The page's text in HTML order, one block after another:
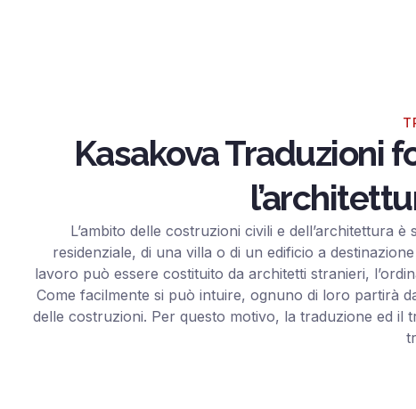
Kasakova Traduzioni
L’ambito delle costruzioni civili e dell’architettura
residenziale, di una villa o di un edificio a
lavoro può essere costituito da architetti stranieri,
Come facilmente si può intuire, ognuno di loro partirà
delle costruzioni. Per questo motivo, la traduzione ed il